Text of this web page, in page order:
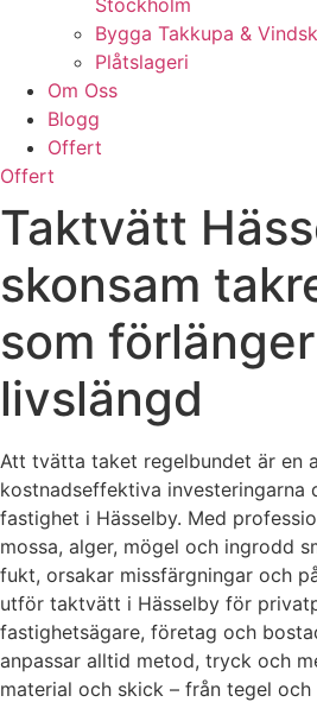
Stockholm
Bygga Takkupa &
Plåtslageri
Om Oss
Blogg
Offert
Offert
Taktvätt
skonsam
som
livslängd
Att tvätta taket regelbundet är en
kostnadseffektiva investeringarna
fastighet i Hässelby. Med
mossa, alger, mögel och ingrodd
fukt, orsakar missfärgningar och
utför taktvätt i Hässelby för
fastighetsägare, företag och
anpassar alltid metod, tryck och
material och skick – från tegel